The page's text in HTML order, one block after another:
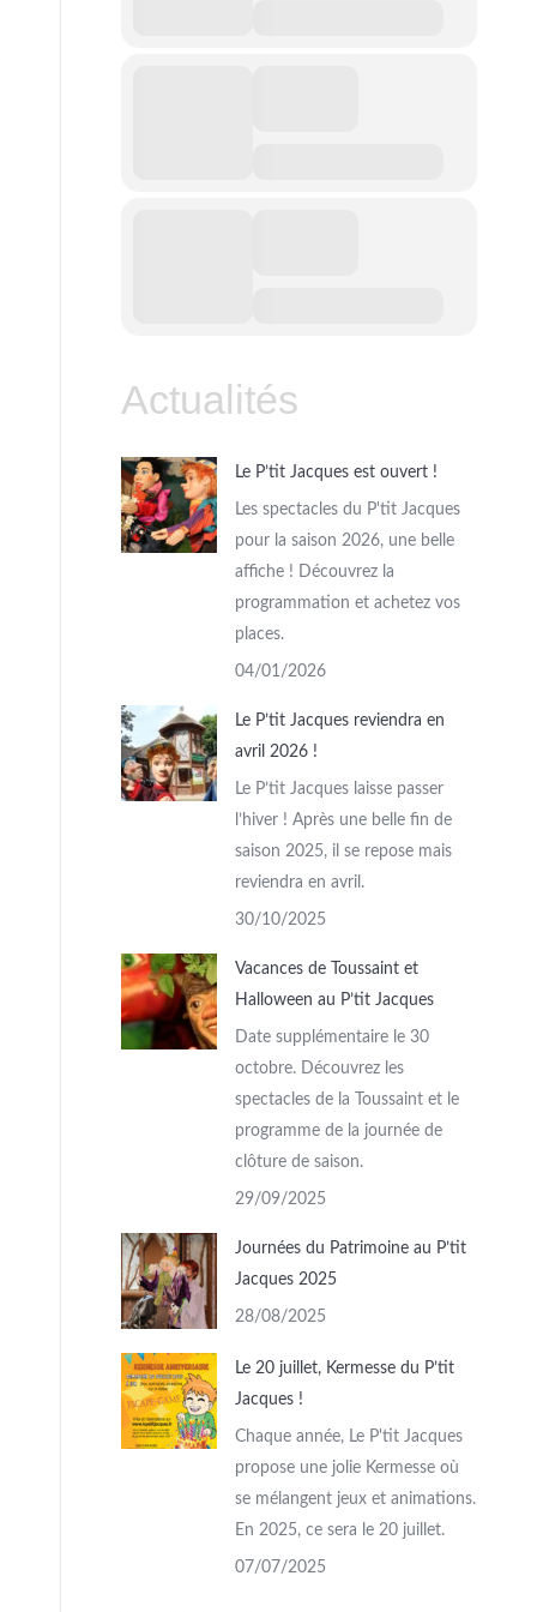
Actualités
Le P’tit Jacques est ouvert !
Les spectacles du P'tit Jacques
pour la saison 2026, une belle
affiche ! Découvrez la
programmation et achetez vos
places.
04/01/2026
Le P’tit Jacques reviendra en
avril 2026 !
Le P’tit Jacques laisse passer
l’hiver ! Après une belle fin de
saison 2025, il se repose mais
reviendra en avril.
30/10/2025
Vacances de Toussaint et
Halloween au P’tit Jacques
Date supplémentaire le 30
octobre. Découvrez les
spectacles de la Toussaint et le
programme de la journée de
clôture de saison.
29/09/2025
Journées du Patrimoine au P’tit
Jacques 2025
28/08/2025
Le 20 juillet, Kermesse du P’tit
Jacques !
Chaque année, Le P'tit Jacques
propose une jolie Kermesse où
se mélangent jeux et animations.
En 2025, ce sera le 20 juillet.
07/07/2025